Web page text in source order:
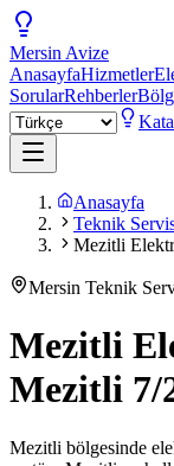
Mersin Avize
AnasayfaHizmetler
SorularRehberler
Anasayfa
Teknik
Mezitli
Mersin Teknik
Mezitli
Mezitli 7/
Mezitli bölgesinde